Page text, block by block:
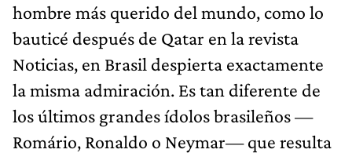
hombre más querido del mundo, como lo
bauticé después de Qatar en la revista
Noticias, en Brasil despierta exactamente
la misma admiración. Es tan diferente de
los últimos grandes ídolos brasileños —
Romário, Ronaldo o Neymar— que resulta